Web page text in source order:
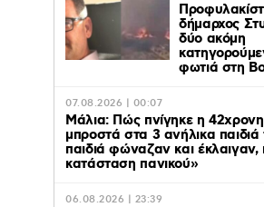
δήμαρχος
δύο ακόμη
φωτιά στη
07.08.2026 | 00:07
Μάλια: Πώς πνίγηκε η 42χρονη
μπροστά στα 3 ανήλικα παιδιά
παιδιά φώναζαν και
κατάσταση πανικού»
06.08.2026 | 23:39